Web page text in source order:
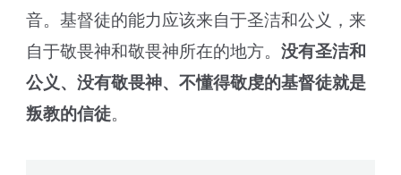
音。基督徒的能力应该来自于圣洁和公义，来
自于敬畏神和敬畏神所在的地方。没有圣洁和
公义、没有敬畏神、不懂得敬虔的基督徒就是
叛教的信徒。